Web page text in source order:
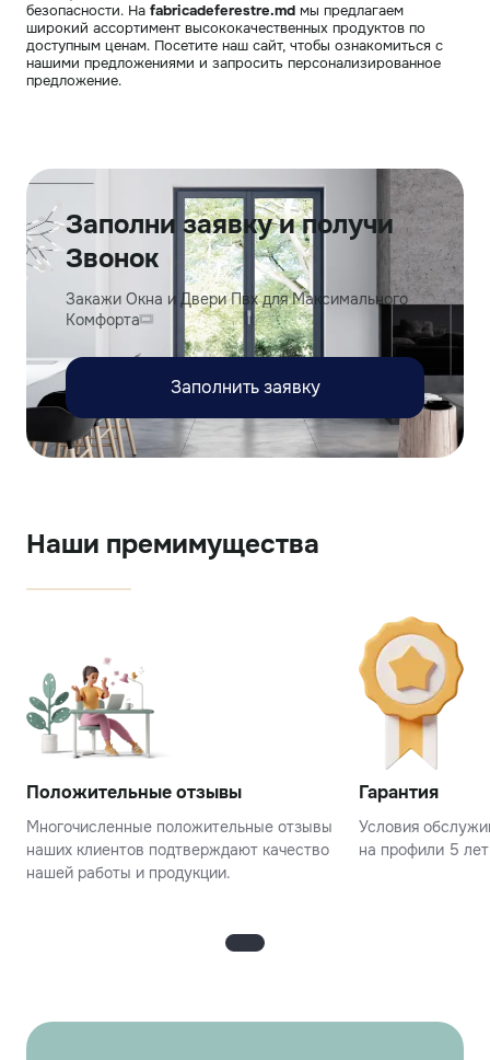
безопасности. На fabricadeferestre.md мы предлагаем
широкий ассортимент высококачественных продуктов по
доступным ценам. Посетите наш сайт, чтобы ознакомиться с
нашими предложениями и запросить персонализированное
предложение.
Заполни заявку и получи
Звонок
Закажи Окна и Двери Пвх для Максимального
Комфорта
Заполнить заявку
Наши премимущества
Положительные отзывы
Многочисленные положительные отзывы
наших клиентов подтверждают качество
нашей работы и продукции.
Гарантия
Условия
на профили 5